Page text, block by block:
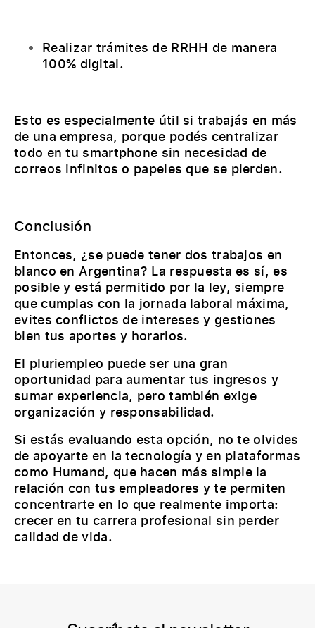
Realizar trámites de RRHH de manera
100% digital.
Esto es especialmente útil si trabajás en más
de una empresa, porque podés centralizar
todo en tu smartphone sin necesidad de
correos infinitos o papeles que se pierden.
Conclusión
Entonces, ¿se puede tener dos trabajos en
blanco en Argentina? La respuesta es sí, es
posible y está permitido por la ley, siempre
que cumplas con la jornada laboral máxima,
evites conflictos de intereses y gestiones
bien tus aportes y horarios.
El pluriempleo puede ser una gran
oportunidad para aumentar tus ingresos y
sumar experiencia, pero también exige
organización y responsabilidad.
Si estás evaluando esta opción, no te olvides
de apoyarte en la tecnología y en plataformas
como Humand, que hacen más simple la
relación con tus empleadores y te permiten
concentrarte en lo que realmente importa:
crecer en tu carrera profesional sin perder
calidad de vida.